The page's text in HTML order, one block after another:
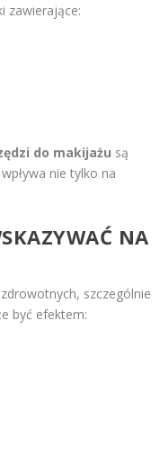
zawierające:
do makijażu są
nie tylko na
NA
szczególnie
być efektem: